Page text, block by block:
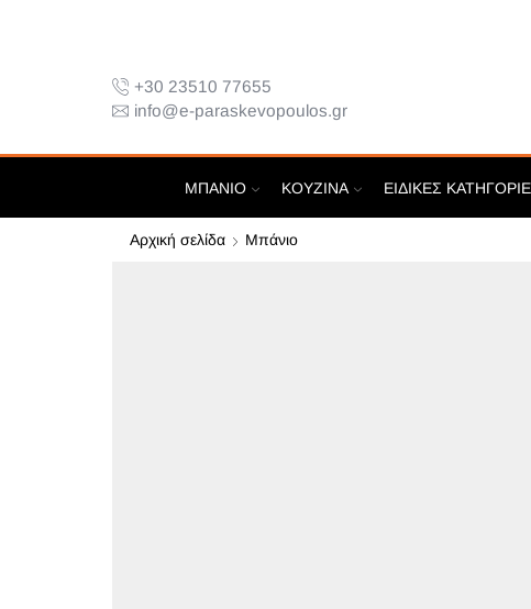
+30 23510 77655
info@e-paraskevopoulos.gr
ΜΠΆΝΙΟ ΚΟΥΖΊΝΑ ΕΙΔΙΚΈΣ
Αρχική σελίδα Μπάνιο